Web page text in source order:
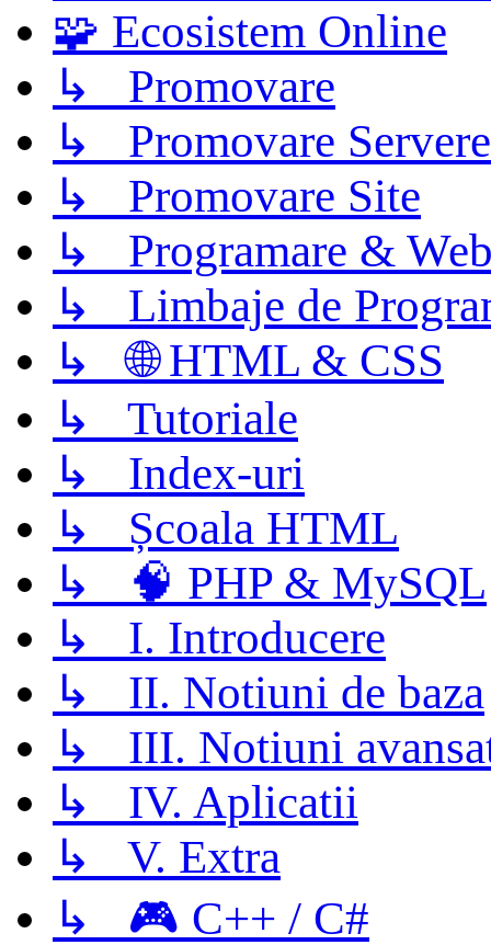
🧩 Ecosistem Online
↳ Promovare
↳ Promovare Servere
↳ Promovare Site
↳ Programare &
↳ Limbaje de
↳ 🌐 HTML & CSS
↳ Tutoriale
↳ Index-uri
↳ Școala HTML
↳ 🧠 PHP & MySQL
↳ I. Introducere
↳ II. Notiuni de baza
↳ III. Notiuni
↳ IV. Aplicatii
↳ V. Extra
↳ 🎮 C++ / C#